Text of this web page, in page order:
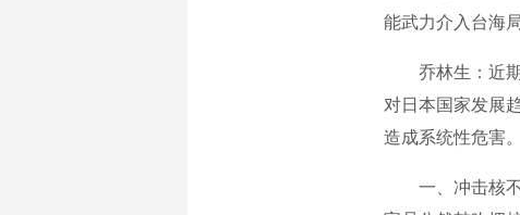
能武力介入台海
乔林生：近期
对日本国家发展
造成系统性危害。
一、冲击核不